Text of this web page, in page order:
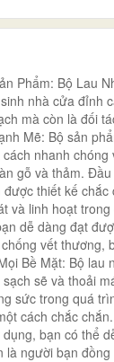
Phẩm: Bộ Lau
nhà cửa đỉnh
mà còn là đối
Mẽ: Bộ sản
nhanh
gỗ và thảm.
thiết kế
và linh hoạt
dễ dàng đạt
vết thương,
Bề Mặt: Bộ lau
sẽ và thoải
sức trong quá
cách chắc
bạn có thể
người bạn